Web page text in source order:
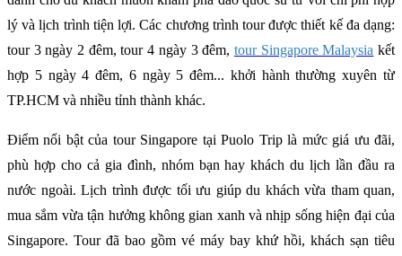
lý và lịch trình tiện lợi. Các chương trình tour được thiết kế đa dạng:
tour 3 ngày 2 đêm, tour 4 ngày 3 đêm, tour Singapore Malaysia kết
hợp 5 ngày 4 đêm, 6 ngày 5 đêm... khởi hành thường xuyên từ
TP.HCM và nhiều tỉnh thành khác.
Điểm nổi bật của tour Singapore tại Puolo Trip là mức giá ưu đãi,
phù hợp cho cả gia đình, nhóm bạn hay khách du lịch lần đầu ra
nước ngoài. Lịch trình được tối ưu giúp du khách vừa tham quan,
mua sắm vừa tận hưởng không gian xanh và nhịp sống hiện đại của
Singapore. Tour đã bao gồm vé máy bay khứ hồi, khách sạn tiêu